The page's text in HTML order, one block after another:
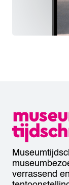
verrassend